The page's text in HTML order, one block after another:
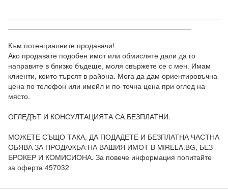
Към потенциалните продавачи!
Ако продавате подобен имот или обмисляте дали да го
направите в близко бъдеще, моля свържете се с мен. Имам
клиенти, които търсят в района. Мога да дам ориентировъчна
цена по телефон или имейл и по-точна цена при оглед на
място.
ОГЛЕДЪТ И КОНСУЛТАЦИЯТА СА БЕЗПЛАТНИ.
МОЖЕТЕ СЪЩО ТАКА, ДА ПОДАДЕТЕ И БЕЗПЛАТНА ЧАСТНА
ОБЯВА ЗА ПРОДАЖБА НА ВАШИЯ ИМОТ В MIRELA.BG, БЕЗ
БРОКЕР И КОМИСИОНА. За повече информация попитайте
за оферта 457032